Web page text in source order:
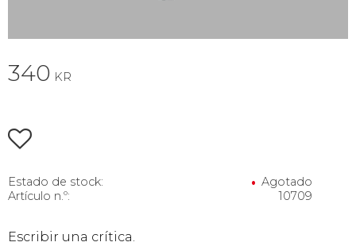
340 KR
Añadir a favoritos
Estado de stock
Agotado
Artículo n.º
10709
Escribir una crítica.